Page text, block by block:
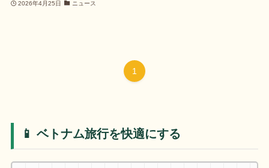
2026年4月25日 ニュース
1
📱 ベトナム旅行を快適にする